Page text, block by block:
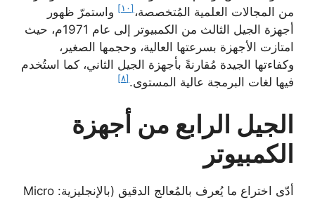
من المجالات العلمية المُتخصصة، [١٠]
واستمرّ ظهور
أجهزة الجيل الثالث من الكمبيوتر إلى عام 1971م، حيث
امتازت الأجهزة بسرعتها العالية، وحجمها الصغير،
وكفاءتها الجيدة مُقارنةً بأجهزة الجيل الثاني، كما استُخدم
فيها لغات البرمجة عالية المستوى. [٨]
الجيل الرابع من أجهزة
الكمبيوتر
أدّى اختراع ما يُعرف بالمُعالج الدقيق (بالإنجليزية: Micro